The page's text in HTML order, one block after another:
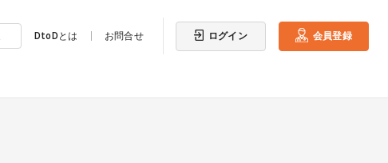
DtoDとは お問合せ ログイン 会員登録